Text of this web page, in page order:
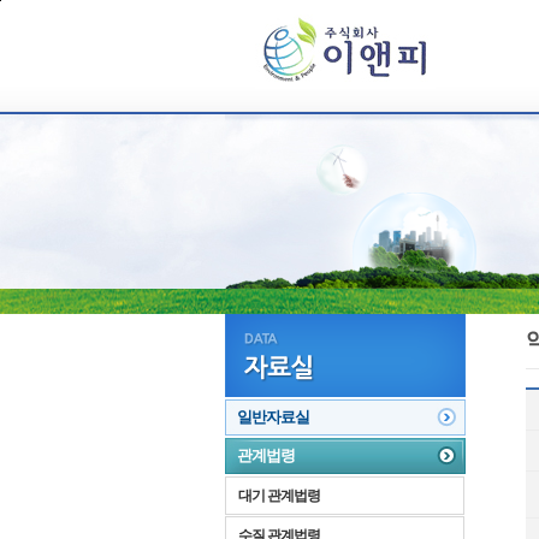
일반자료실
관계법령
대기 관계법령
수질 관계법령